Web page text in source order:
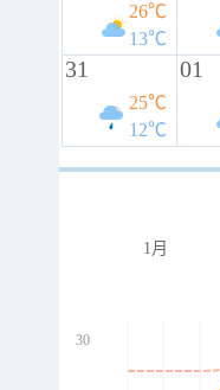
26℃
13℃
31
25℃
12℃
01
1月
30